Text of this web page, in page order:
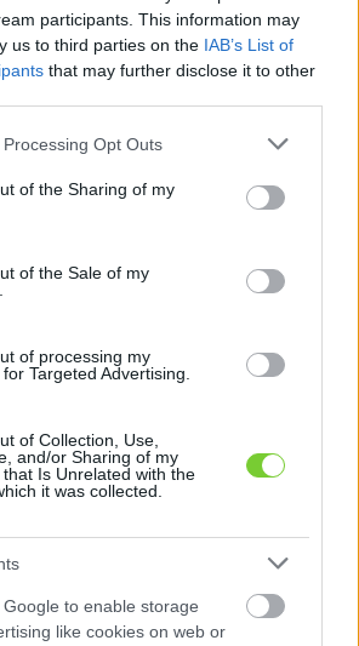
participants. This information may
us to third parties on the IAB’s List of
that may further disclose it to other
website/app uses one or more Google
or usage behaviour. You may click to
to Google and its third-party tags to
specified purposes in below Google
Opt Outs
of the Sharing of my
of the Sale of my
of processing my
Targeted Advertising.
of Collection, Use,
and/or Sharing of my
Is Unrelated with the
it was collected.
to enable storage
like cookies on web or
Jelszó
Bejelentkezés
termékek és szolgáltatások térképes
KERTÉSZET REGISZTRÁCIÓ